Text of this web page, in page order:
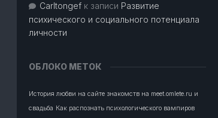
Carltongef к записи Развитие
психического и социального потенциала
личности
ОБЛОКО МЕТОК
История любви на сайте знакомств на meet.omlete.ru и
свадьба Как распознать психологического вампиров